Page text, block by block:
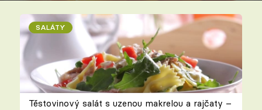
SALÁTY
Těstovinový salát s uzenou makrelou a rajčaty –